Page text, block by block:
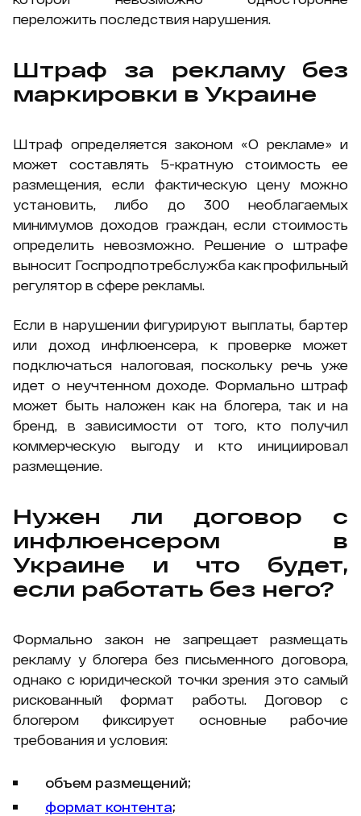
переложить последствия нарушения.
Штраф за рекламу без
маркировки в Украине
Штраф определяется законом «О рекламе» и
может составлять 5-кратную стоимость ее
размещения, если фактическую цену можно
установить, либо до 300 необлагаемых
минимумов доходов граждан, если стоимость
определить невозможно. Решение о штрафе
выносит Госпродпотребслужба как профильный
регулятор в сфере рекламы.
Если в нарушении фигурируют выплаты, бартер
или доход инфлюенсера, к проверке может
подключаться налоговая, поскольку речь уже
идет о неучтенном доходе. Формально штраф
может быть наложен как на блогера, так и на
бренд, в зависимости от того, кто получил
коммерческую выгоду и кто инициировал
размещение.
Нужен ли договор с
инфлюенсером в
Украине и что будет,
если работать без него?
Формально закон не запрещает размещать
рекламу у блогера без письменного договора,
однако с юридической точки зрения это самый
рискованный формат работы. Договор с
блогером фиксирует основные рабочие
требования и условия:
объем размещений;
формат контента;